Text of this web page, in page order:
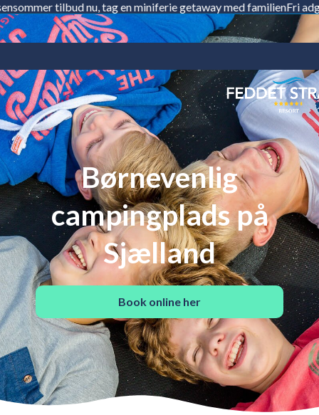
Gå
til
tilbud nu, tag en miniferie getaway med familienFri adgang til
Børnevenlig
campingplads på
Sjælland
Book online her